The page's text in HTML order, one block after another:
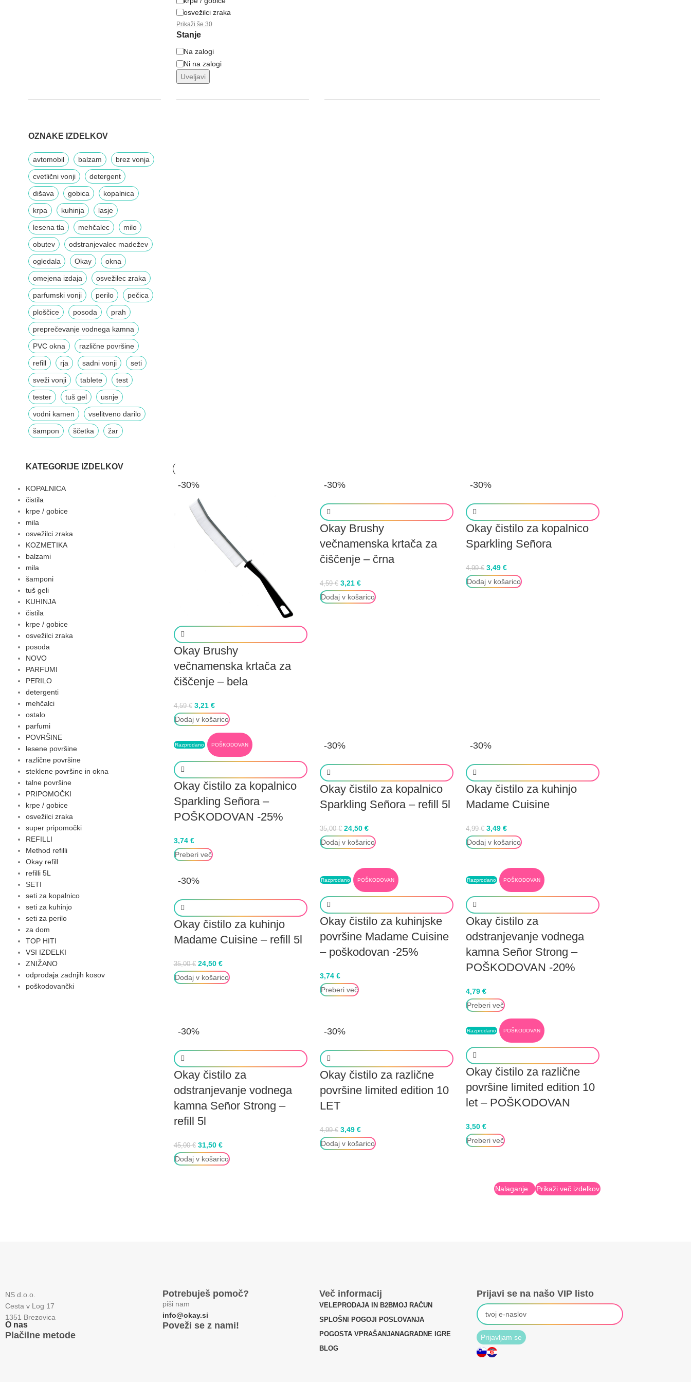
osvežilci zraka
Prikaži še 30
Stanje
Na zalogi
Ni na zalogi
Uveljavi
OZNAKE IZDELKOV
avtomobil balzam brez vonja
cvetlični vonji detergent
dišava gobica kopalnica
krpa kuhinja lasje
lesena tla mehčalec milo
obutev odstranjevalec madežev
ogledala Okay okna
omejena izdaja osvežilec zraka
parfumski vonji perilo pečica
ploščice posoda prah
preprečevanje vodnega kamna
PVC okna različne površine
refill rja sadni vonji seti
sveži vonji tablete test
tester tuš gel usnje
vodni kamen vselitveno darilo
šampon ščetka žar
KATEGORIJE IZDELKOV
KOPALNICA
čistila
krpe / gobice
mila
osvežilci zraka
KOZMETIKA
balzami
mila
šamponi
tuš geli
KUHINJA
čistila
krpe / gobice
osvežilci zraka
posoda
NOVO
PARFUMI
PERILO
detergenti
mehčalci
ostalo
parfumi
POVRŠINE
lesene površine
različne površine
steklene površine in okna
talne površine
PRIPOMOČKI
krpe / gobice
osvežilci zraka
super pripomočki
REFILLI
Method refilli
Okay refill
refilli 5L
SETI
seti za kopalnico
seti za kuhinjo
seti za perilo
za dom
TOP HITI
VSI IZDELKI
ZNIŽANO
odprodaja zadnjih kosov
poškodovančki
-30%
Okay Brushy
večnamenska krtača za
čiščenje – bela
4,59€ 3,21 €
Dodaj v košarico
-30%
Okay Brushy
večnamenska krtača za
čiščenje – črna
4,59€ 3,21 €
Dodaj v košarico
-30%
Okay čistilo za kopalnico
Sparkling Señora
4,99€ 3,49 €
Dodaj v košarico
Razprodano POŠKODOVAN
Okay čistilo za kopalnico
Sparkling Señora –
POŠKODOVAN -25%
3,74 €
Preberi več
-30%
Okay čistilo za kopalnico
Sparkling Señora – refill 5l
35,00€ 24,50 €
Dodaj v košarico
-30%
Okay čistilo za kuhinjo
Madame Cuisine
4,99€ 3,49 €
Dodaj v košarico
-30%
Okay čistilo za kuhinjo
Madame Cuisine – refill 5l
35,00€ 24,50 €
Dodaj v košarico
Razprodano POŠKODOVAN
Okay čistilo za kuhinjske
površine Madame Cuisine
– poškodovan -25%
3,74 €
Preberi več
Razprodano POŠKODOVAN
Okay čistilo za
odstranjevanje vodnega
kamna Señor Strong –
POŠKODOVAN -20%
4,79 €
Preberi več
-30%
Okay čistilo za
odstranjevanje vodnega
kamna Señor Strong –
refill 5l
45,00€ 31,50 €
Dodaj v košarico
-30%
Okay čistilo za različne
površine limited edition 10
LET
4,99€ 3,49 €
Dodaj v košarico
Razprodano POŠKODOVAN
Okay čistilo za različne
površine limited edition 10
let – POŠKODOVAN
3,50 €
Preberi več
Prikaži več izdelkov
Nalaganje...
NS d.o.o.
Cesta v Log 17
1351 Brezovica
O nas
Plačilne metode
Potrebuješ pomoč?
piši nam
info@okay.si
Poveži se z nami!
Več informacij
VELEPRODAJA IN B2BMOJ RAČUN
SPLOŠNI POGOJI POSLOVANJA
POGOSTA VPRAŠANJANAGRADNE IGRE
BLOG
Prijavi se na našo VIP listo
Prijavljam se